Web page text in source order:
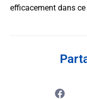
efficacement dans